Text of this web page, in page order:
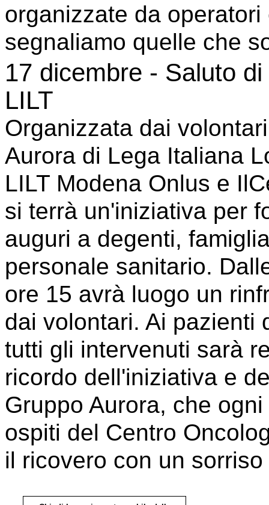
organizzate da
segnaliamo quelle che
17 dicembre - Saluto
LILT
Organizzata dai
Aurora di Lega Italiana
LILT Modena Onlus e
si terrà un'iniziativa per
auguri a degenti,
personale sanitario.
ore 15 avrà luogo un
dai volontari. Ai pazienti
tutti gli intervenuti sarà
ricordo dell'iniziativa e
Gruppo Aurora, che
ospiti del Centro
il ricovero con un